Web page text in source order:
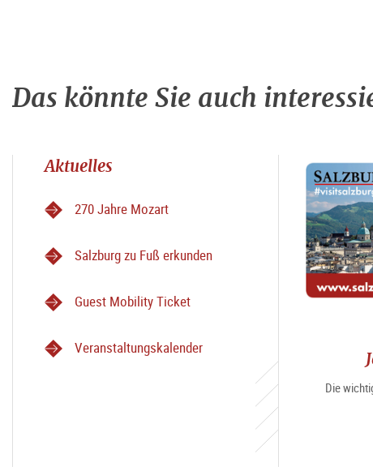
Das könnte Sie auch
Aktuelles
270 Jahre Mozart
Salzburg zu Fuß erkunden
Guest Mobility Ticket
Veranstaltungskalender
Die